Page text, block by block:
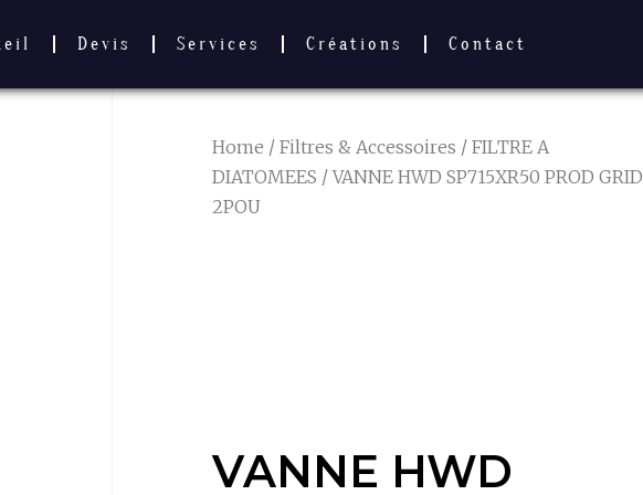
Devis Services Créations Contact
Home / Filtres & Accessoires / FILTRE A
DIATOMEES / VANNE HWD SP715XR50 PROD GRID
2POU
VANNE HWD